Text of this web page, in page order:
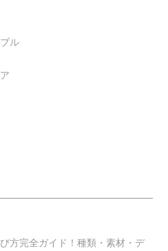
ル
方完全ガイド！種類・素材・デ